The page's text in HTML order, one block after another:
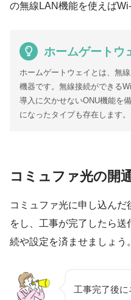
の無線LAN機能を使えば
ホームゲートウ
ホームゲートウェイとは、無
機器です。無線接続ができる
導入に欠かせないONU機能を
になったタイプも存在します。
コミュファ光の開
コミュファ光に申し込ん
をし、工事が完了したら
続や設定を済ませましょう。
工事完了後に